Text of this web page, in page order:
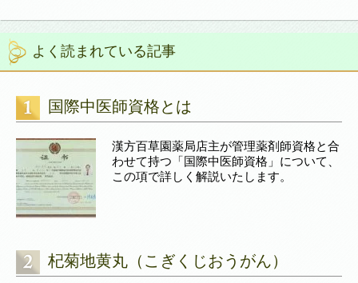
よく読まれている記事
国際中医師資格とは
漢方百草園薬局店主が管理薬剤師資格と合
わせて持つ「国際中医師資格」について、
この項で詳しく解説いたします。
杞菊地黄丸（こぎくじおうがん）